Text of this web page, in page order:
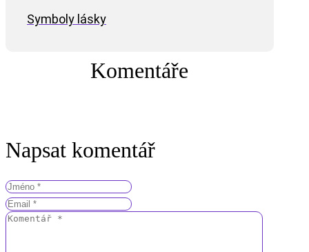
Symboly lásky
Komentáře
Napsat komentář